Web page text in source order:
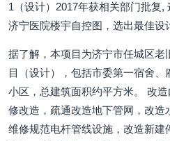
1（设计）2017年获相关部门批复
济宁医院楼宇自控图，选出最佳设
据了解，本项目为济宁市任城区老
目（设计），包括市委第一宿舍
小区，总建筑面积约平方米。 改
修改造，疏通改造地下管网，改造
维修规范电杆管线设施，改造新建